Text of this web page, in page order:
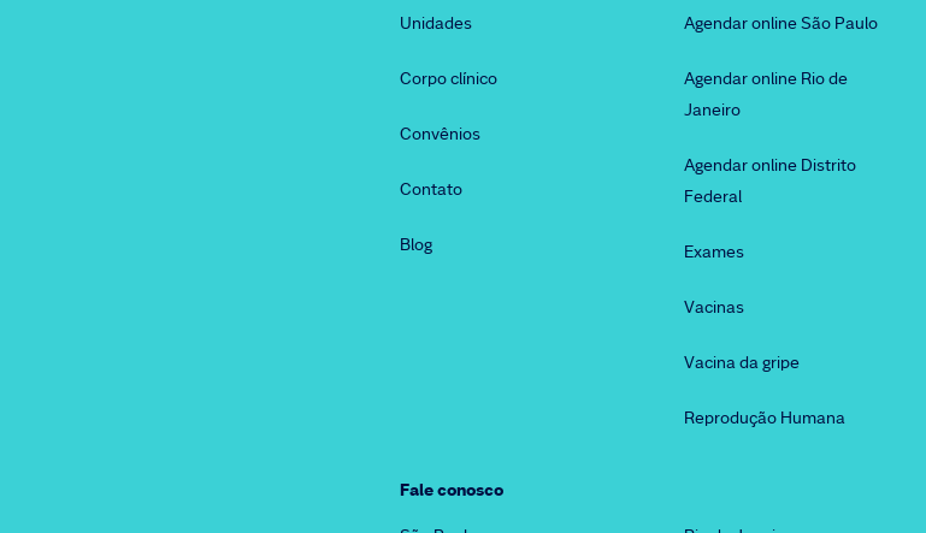
Unidades
Corpo clínico
Convênios
Contato
Blog
Agendar online São Paulo
Agendar online Rio de
Janeiro
Agendar online Distrito
Federal
Exames
Vacinas
Vacina da gripe
Reprodução Humana
Fale conosco